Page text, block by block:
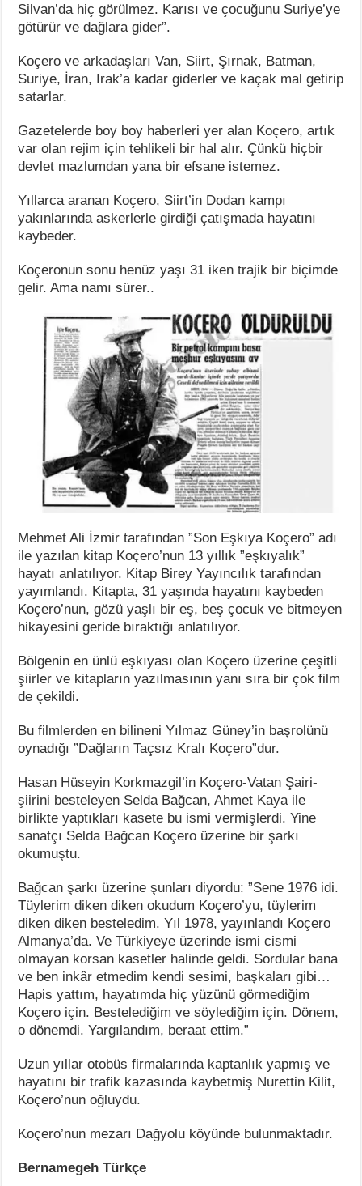
Silvan’da hiç görülmez. Karısı ve çocuğunu Suriye’ye
götürür ve dağlara gider”.
Koçero ve arkadaşları Van, Siirt, Şırnak, Batman,
Suriye, İran, Irak’a kadar giderler ve kaçak mal getirip
satarlar.
Gazetelerde boy boy haberleri yer alan Koçero, artık
var olan rejim için tehlikeli bir hal alır. Çünkü hiçbir
devlet mazlumdan yana bir efsane istemez.
Yıllarca aranan Koçero, Siirt’in Dodan kampı
yakınlarında askerlerle girdiği çatışmada hayatını
kaybeder.
Koçeronun sonu henüz yaşı 31 iken trajik bir biçimde
gelir. Ama namı sürer..
Mehmet Ali İzmir tarafından ”Son Eşkıya Koçero” adı
ile yazılan kitap Koçero’nun 13 yıllık ”eşkıyalık”
hayatı anlatılıyor. Kitap Birey Yayıncılık tarafından
yayımlandı. Kitapta, 31 yaşında hayatını kaybeden
Koçero’nun, gözü yaşlı bir eş, beş çocuk ve bitmeyen
hikayesini geride bıraktığı anlatılıyor.
Bölgenin en ünlü eşkıyası olan Koçero üzerine çeşitli
şiirler ve kitapların yazılmasının yanı sıra bir çok film
de çekildi.
Bu filmlerden en bilineni Yılmaz Güney’in başrolünü
oynadığı ”Dağların Taçsız Kralı Koçero”dur.
Hasan Hüseyin Korkmazgil’in Koçero-Vatan Şairi-
şiirini besteleyen Selda Bağcan, Ahmet Kaya ile
birlikte yaptıkları kasete bu ismi vermişlerdi. Yine
sanatçı Selda Bağcan Koçero üzerine bir şarkı
okumuştu.
Bağcan şarkı üzerine şunları diyordu: ”Sene 1976 idi.
Tüylerim diken diken okudum Koçero’yu, tüylerim
diken diken besteledim. Yıl 1978, yayınlandı Koçero
Almanya’da. Ve Türkiyeye üzerinde ismi cismi
olmayan korsan kasetler halinde geldi. Sordular bana
ve ben inkâr etmedim kendi sesimi, başkaları gibi…
Hapis yattım, hayatımda hiç yüzünü görmediğim
Koçero için. Bestelediğim ve söylediğim için. Dönem,
o dönemdi. Yargılandım, beraat ettim.”
Uzun yıllar otobüs firmalarında kaptanlık yapmış ve
hayatını bir trafik kazasında kaybetmiş Nurettin Kilit,
Koçero’nun oğluydu.
Koçero’nun mezarı Dağyolu köyünde bulunmaktadır.
Bernamegeh Türkçe